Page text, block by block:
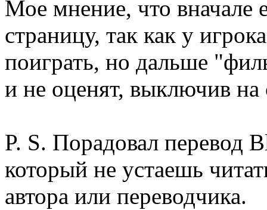
Мое мнение, что вначале
страницу, так как у
поиграть, но дальше
и не оценят, выключив на
P. S. Порадовал перевод
который не устаешь
автора или переводчика.